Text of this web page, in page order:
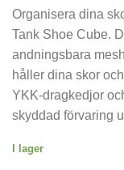
Organisera dina
Tank Shoe Cube.
andningsbara
håller dina skor
YKK-dragkedjor
skyddad förvaring
I lager